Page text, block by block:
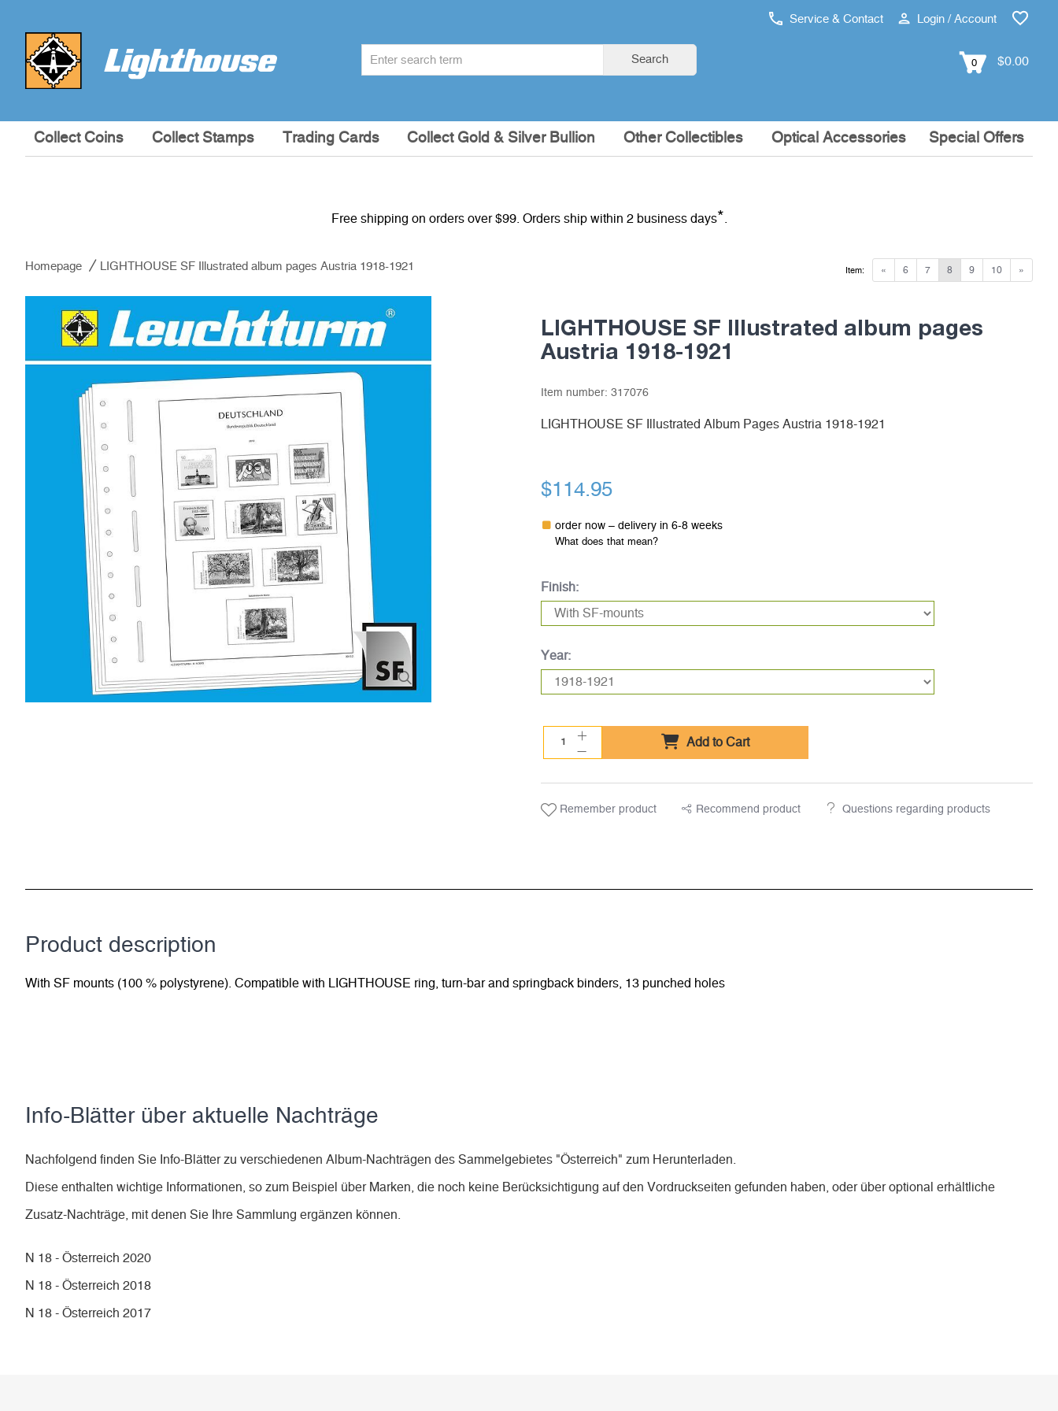
Service & Contact Login / Account
Search 0 $0.00
Collect Coins Collect Stamps Trading Cards Collect Gold & Silver Bullion Other Collectibles Optical Accessories Special Offers
Free shipping on orders over $99. Orders ship within 2 business days*
Homepage LIGHTHOUSE SF Illustrated album pages Austria 1918-1921 « 6 7 8 9 10 »
Item:
LIGHTHOUSE SF Illustrated album pages
Austria 1918-1921
Item number: 317076
LIGHTHOUSE SF Illustrated Album Pages Austria 1918-1921
$114.95
order now – delivery in 6-8 weeks
What does that mean?
Finish:
Year:
Add to Cart
Remember product Recommend product Questions regarding products
Product description
With SF mounts (100 % polystyrene). Compatible with LIGHTHOUSE ring, turn-bar and springback binders, 13 punched holes
Info-Blätter über aktuelle Nachträge
Nachfolgend finden Sie Info-Blätter zu verschiedenen Album-Nachträgen des Sammelgebietes "Österreich" zum Herunterladen.
Diese enthalten wichtige Informationen, so zum Beispiel über Marken, die noch keine Berücksichtigung auf den Vordruckseiten gefunden haben, oder über optional erhältliche
Zusatz-Nachträge, mit denen Sie Ihre Sammlung ergänzen können.
N 18 - Österreich 2020
N 18 - Österreich 2018
N 18 - Österreich 2017